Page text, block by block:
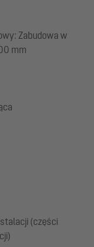
Zabudowa w
mm
(części